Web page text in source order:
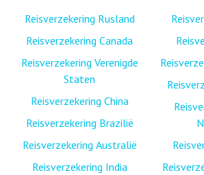
Reisverzekering Rusland
Reisverzekering Canada
Reisverzekering Verenigde
Staten
Reisverzekering China
Reisverzekering Brazilië
Reisverzekering Australië
Reisverzekering India